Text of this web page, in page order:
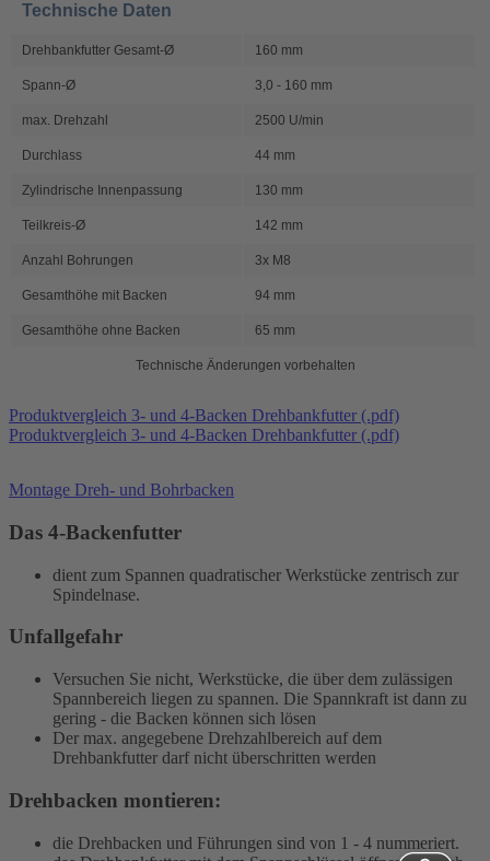
Technische Daten
Drehbankfutter Gesamt-Ø 160 mm
Spann-Ø 3,0 - 160 mm
max. Drehzahl 2500 U/min
Durchlass 44 mm
Zylindrische Innenpassung 130 mm
Teilkreis-Ø 142 mm
Anzahl Bohrungen 3x M8
Gesamthöhe mit Backen 94 mm
Gesamthöhe ohne Backen 65 mm
Technische Änderungen vorbehalten
Produktvergleich 3- und 4-Backen Drehbankfutter (.pdf)
Produktvergleich 3- und 4-Backen Drehbankfutter (.pdf)
Montage Dreh- und Bohrbacken
Das 4-Backenfutter
dient zum Spannen quadratischer Werkstücke zentrisch zur
Spindelnase.
Unfallgefahr
Versuchen Sie nicht, Werkstücke, die über dem zulässigen
Spannbereich liegen zu spannen. Die Spannkraft ist dann zu
gering - die Backen können sich lösen
Der max. angegebene Drehzahlbereich auf dem
Drehbankfutter darf nicht überschritten werden
Drehbacken montieren:
die Drehbacken und Führungen sind von 1 - 4 nummeriert.